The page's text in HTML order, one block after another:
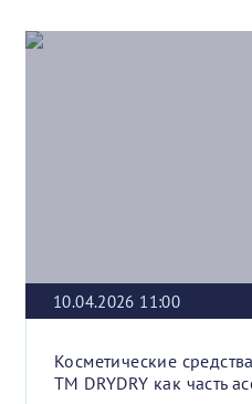
10.04.2026 11:00
Косметические
ТМ DRYDRY как часть